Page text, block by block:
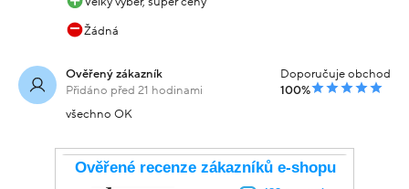
Žádná
Ověřený zákazník
Přidáno před 21 hodinami
Doporučuje obchod
100%
všechno OK